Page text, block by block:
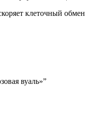
клеточный
вуаль»”